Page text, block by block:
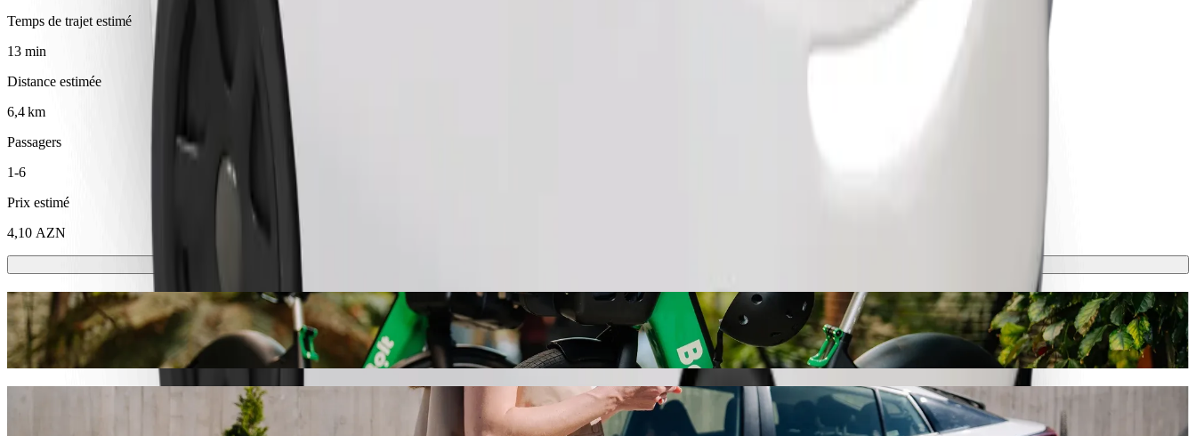
Temps de trajet estimé
13 min
Distance estimée
6,4 km
Passagers
1-6
Prix estimé
4,10 AZN
Trottinette ou vélo électrique
Déplacez-vous à Sumgayit à trottinette ou à vélo électrique
Télécharger l'appli Bolt
Déplacez-vous de Araz Supermarket (9-cu mkr) à Sumqayıt Bağça Şəhər Yaşayış kompleksi avec le transport avec chauffeur Bolt